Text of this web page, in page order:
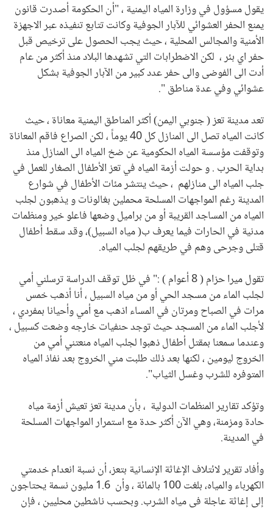
يقول مسؤول في وزارة المياه اليمنية ، "أن الحكومة أصدرت قانون
يمنع الحفر العشوائي للآبار الجوفية وكانت تتابع تنفيذه عبر الاجهزة
الأمنية والمجالس المحلية ، حيث يجب الحصول على ترخيص قبل
حفر اي بئر ، لكن الاضطرابات التي تشهدها البلاد منذ أكثر من عام
أدت الى الفوضى والى حفر عدد كبير من الآبار الجوفية بشكل
عشوائي وفي عدة مناطق ".
تعد مدينة تعز ( جنوبي اليمن) أكثر المناطق اليمنية معاناة ، حيث
كانت المياه تصل الى المنازل كل 40 يوماً ، لكن الصراع فاقم المعاناة
وتوقفت مؤسسة المياه الحكومية عن ضخ المياه الى المنازل منذ
بداية الحرب . و حولت أزمة المياه في تعز الأطفال الصغار للعمل في
جلب المياه الى منازلهم ، حيث ينتشر مئات الأطفال في شوارع
المدينة رغم المواجهات المسلحة محملين بغالونات و يذهبون لجلب
المياه من المساجد القريبة أو من براميل وضعها فاعلو خير ومنظمات
مدنية في الحارات فيما يعرف ب( مياه السبيل)، وقد سقط أطفال
قتلى وجرحى وهم في طريقهم لجلب المياه.
تقول ميرا حزام ( 8 أعوام ) :" في ظل توقف الدراسة ترسلني أمي
لجلب الماء من مسجد الحي أو من مياه السبيل ، أنا أذهب خمس
مرات في الصباح ومرتان في المساء اذهب مع أمي وأحيانا بمفردي ،
لأجلب الماء من المسجد حيث توجد حنفيات خارجه وضعت كسبيل ،
وعندما سمعنا بمقتل أطفال ذهبوا لجلب المياه منعتني أمي من
الخروج ليومين ، لكنها بعد ذلك طلبت مني الخروج بعد نفاذ المياه
المتوفره للشرب وغسل الثياب".
وتؤكد تقارير المنظمات الدولية ، بأن مدينة تعز تعيش أزمة مياه
حادة ومزمنة، وهي الآن أكثر حدة مع استمرار المواجهات المسلحة
في المدينة.
وأفاد تقرير لائتلاف الإغاثة الإنسانية بتعز، أن نسبة انعدام خدمتي
الكهرباء والمياه، بلغت 100 بالمائة ، وأن 1.6 مليون نسمة يحتاجون
إلى إغاثة عاجلة في مياه الشرب. وبحسب ناشطين محليين ، فإن